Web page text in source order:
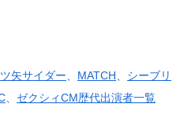
矢サイダー MATCH
シーブリ
ゼクシィCM歴代出演者一覧